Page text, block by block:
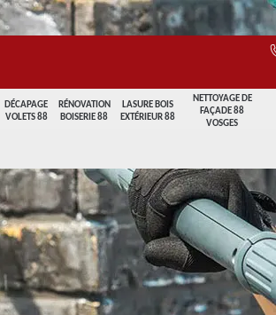
DÉCAPAGE
VOLETS 88
RÉNOVATION
BOISERIE 88
LASURE BOIS
EXTÉRIEUR 88
NETTOYAGE DE
FAÇADE 88
VOSGES